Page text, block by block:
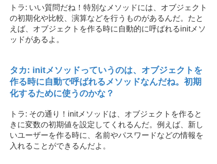
トラ: いい質問だね！特別なメソッドには、オブジェクト
の初期化や比較、演算などを行うものがあるんだ。たと
えば、オブジェクトを作る時に自動的に呼ばれるinitメソ
ッドがあるよ。
タカ: initメソッドっていうのは、オブジェクトを
作る時に自動で呼ばれるメソッドなんだね。初期
化するために使うのかな？
トラ: その通り！initメソッドは、オブジェクトを作ると
きに変数の初期値を設定してくれるんだ。例えば、新し
いユーザーを作る時に、名前やパスワードなどの情報を
入れることができるんだよ。